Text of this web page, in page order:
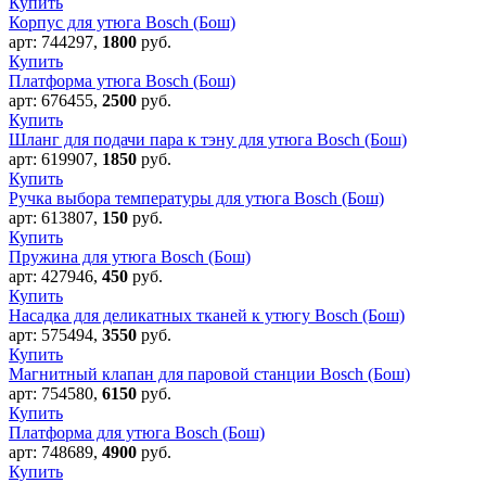
Корпус для утюга Bosch (Бош)
арт: 744297, 1800 руб.
Купить
Платформа утюга Bosch (Бош)
арт: 676455, 2500 руб.
Купить
Шланг для подачи пара к тэну для утюга Bosch (Бош)
арт: 619907, 1850 руб.
Купить
Ручка выбора температуры для утюга Bosch (Бош)
арт: 613807, 150 руб.
Купить
Пружина для утюга Bosch (Бош)
арт: 427946, 450 руб.
Купить
Насадка для деликатных тканей к утюгу Bosch (Бош)
арт: 575494, 3550 руб.
Купить
Магнитный клапан для паровой станции Bosch (Бош)
арт: 754580, 6150 руб.
Купить
Платформа для утюга Bosch (Бош)
арт: 748689, 4900 руб.
Купить